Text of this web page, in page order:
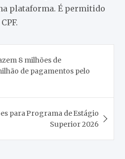
plataforma. É permitido
8 milhões de
de pagamentos pelo
para Programa de Estágio
Superior 2026